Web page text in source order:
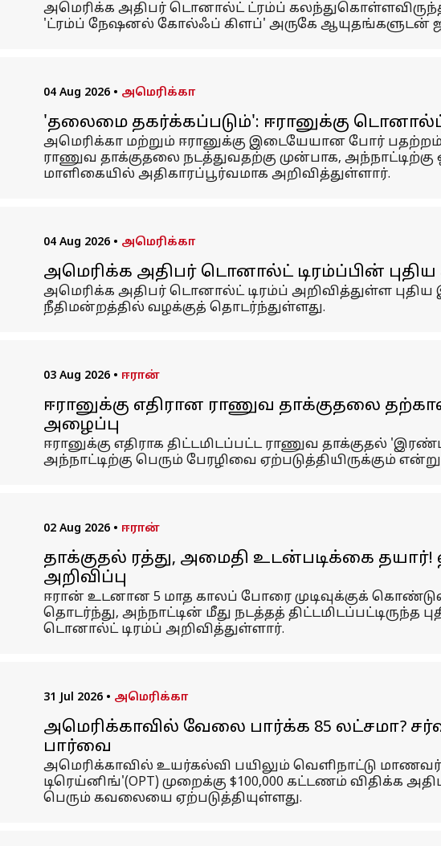
அமெரிக்க அதிபர் டொனால்ட் ட்ரம்ப் கலந்துகொள்ளவிருந்த
'ட்ரம்ப் நேஷனல் கோல்ஃப் கிளப்' அருகே ஆயுதங்களுடன்
04 Aug 2026 • அமெரிக்கா
'தலைமை தகர்க்கப்படும்': ஈரானுக்கு டொனால்ட்
அமெரிக்கா மற்றும் ஈரானுக்கு இடையேயான போர்
ராணுவ தாக்குதலை நடத்துவதற்கு முன்பாக,
மாளிகையில் அதிகாரப்பூர்வமாக அறிவித்துள்ளார்.
04 Aug 2026 • அமெரிக்கா
அமெரிக்க அதிபர் டொனால்ட் டிரம்ப்பின் புதிய
அமெரிக்க அதிபர் டொனால்ட் டிரம்ப் அறிவித்துள்ள புதிய
நீதிமன்றத்தில் வழக்குத் தொடர்ந்துள்ளது.
03 Aug 2026 • ஈரான்
ஈரானுக்கு எதிரான ராணுவ தாக்குதலை
அழைப்பு
ஈரானுக்கு எதிராக திட்டமிடப்பட்ட ராணுவ தாக்குதல்
அந்நாட்டிற்கு பெரும் பேரழிவை ஏற்படுத்தியிருக்கும்
02 Aug 2026 • ஈரான்
தாக்குதல் ரத்து, அமைதி உடன்படிக்கை
அறிவிப்பு
ஈரான் உடனான 5 மாத காலப் போரை முடிவுக்குக்
தொடர்ந்து, அந்நாட்டின் மீது நடத்தத்
டொனால்ட் டிரம்ப் அறிவித்துள்ளார்.
31 Jul 2026 • அமெரிக்கா
அமெரிக்காவில் வேலை பார்க்க ₹85 லட்சமா?
பார்வை
அமெரிக்காவில் உயர்கல்வி பயிலும் வெளிநாட்டு
டிரெய்னிங்'(OPT) முறைக்கு $100,000 கட்டணம்
பெரும் கவலையை ஏற்படுத்தியுள்ளது.